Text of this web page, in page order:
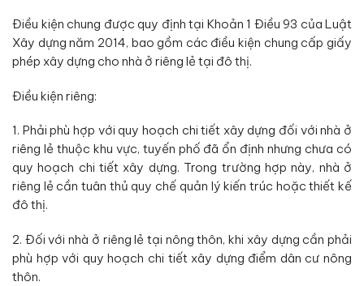
Điều kiện chung được quy định tại Khoản 1 Điều 93 của Luật
Xây dựng năm 2014, bao gồm các điều kiện chung cấp giấy
phép xây dựng cho nhà ở riêng lẻ tại đô thị.
Điều kiện riêng:
1. Phải phù hợp với quy hoạch chi tiết xây dựng đối với nhà ở
riêng lẻ thuộc khu vực, tuyến phố đã ổn định nhưng chưa có
quy hoạch chi tiết xây dựng. Trong trường hợp này, nhà ở
riêng lẻ cần tuân thủ quy chế quản lý kiến trúc hoặc thiết kế
đô thị.
2. Đối với nhà ở riêng lẻ tại nông thôn, khi xây dựng cần phải
phù hợp với quy hoạch chi tiết xây dựng điểm dân cư nông
thôn.